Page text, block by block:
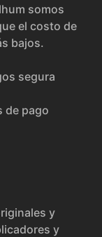
somos
el costo de
bajos.
segura
de pago
y
y